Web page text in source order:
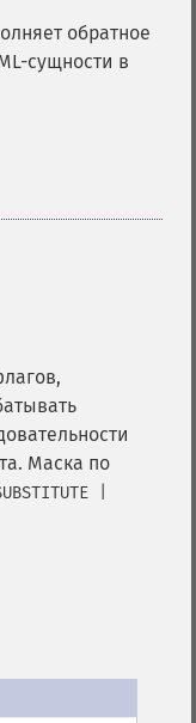
обратное
сущности в
Маска по
|